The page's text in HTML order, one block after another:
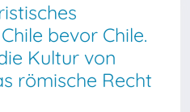
bevor Chile.
Kultur von
römische Recht